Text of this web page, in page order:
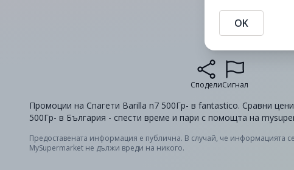
СподелиСигнал
Промоции на Спагети Barilla n7 500Гр- в fantastico. Сравни
500Гр- в България - спести време и пари с помощта на
Предоставената информация е публична. В случай, че информацията
MySupermarket не дължи вреди на никого.
OK